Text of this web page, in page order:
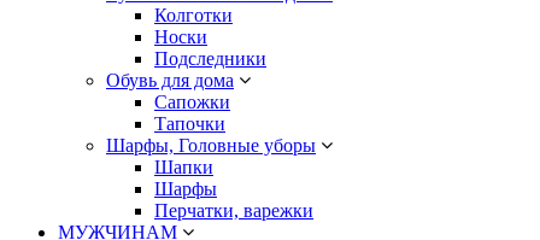
Колготки
Носки
Подследники
Обувь для дома
Сапожки
Тапочки
Шарфы, Головные уборы
Шапки
Шарфы
Перчатки, варежки
МУЖЧИНАМ